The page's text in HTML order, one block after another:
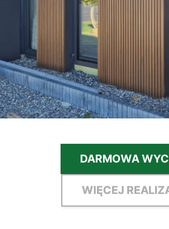
DARMOWA
WIĘCEJ